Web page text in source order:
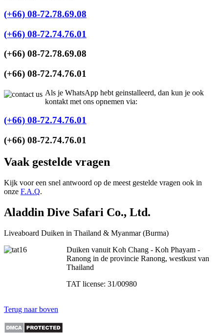
(+66) 08-72.78.69.08
(+66) 08-72.74.76.01
(+66) 08-72.78.69.08
(+66) 08-72.74.76.01
Als je WhatsApp hebt geinstalleerd, dan kun je ook
kontakt met ons opnemen via:
(+66) 08-72.74.76.01
(+66) 08-72.74.76.01
Vaak gestelde vragen
Kijk voor een snel antwoord op de meest gestelde vragen ook in
onze F.A.Q.
Aladdin Dive Safari Co., Ltd.
Liveaboard Duiken in Thailand & Myanmar (Burma)
Duiken vanuit Koh Chang - Koh Phayam -
Ranong in de provincie Ranong, westkust van
Thailand
TAT license: 31/00980
Terug naar boven